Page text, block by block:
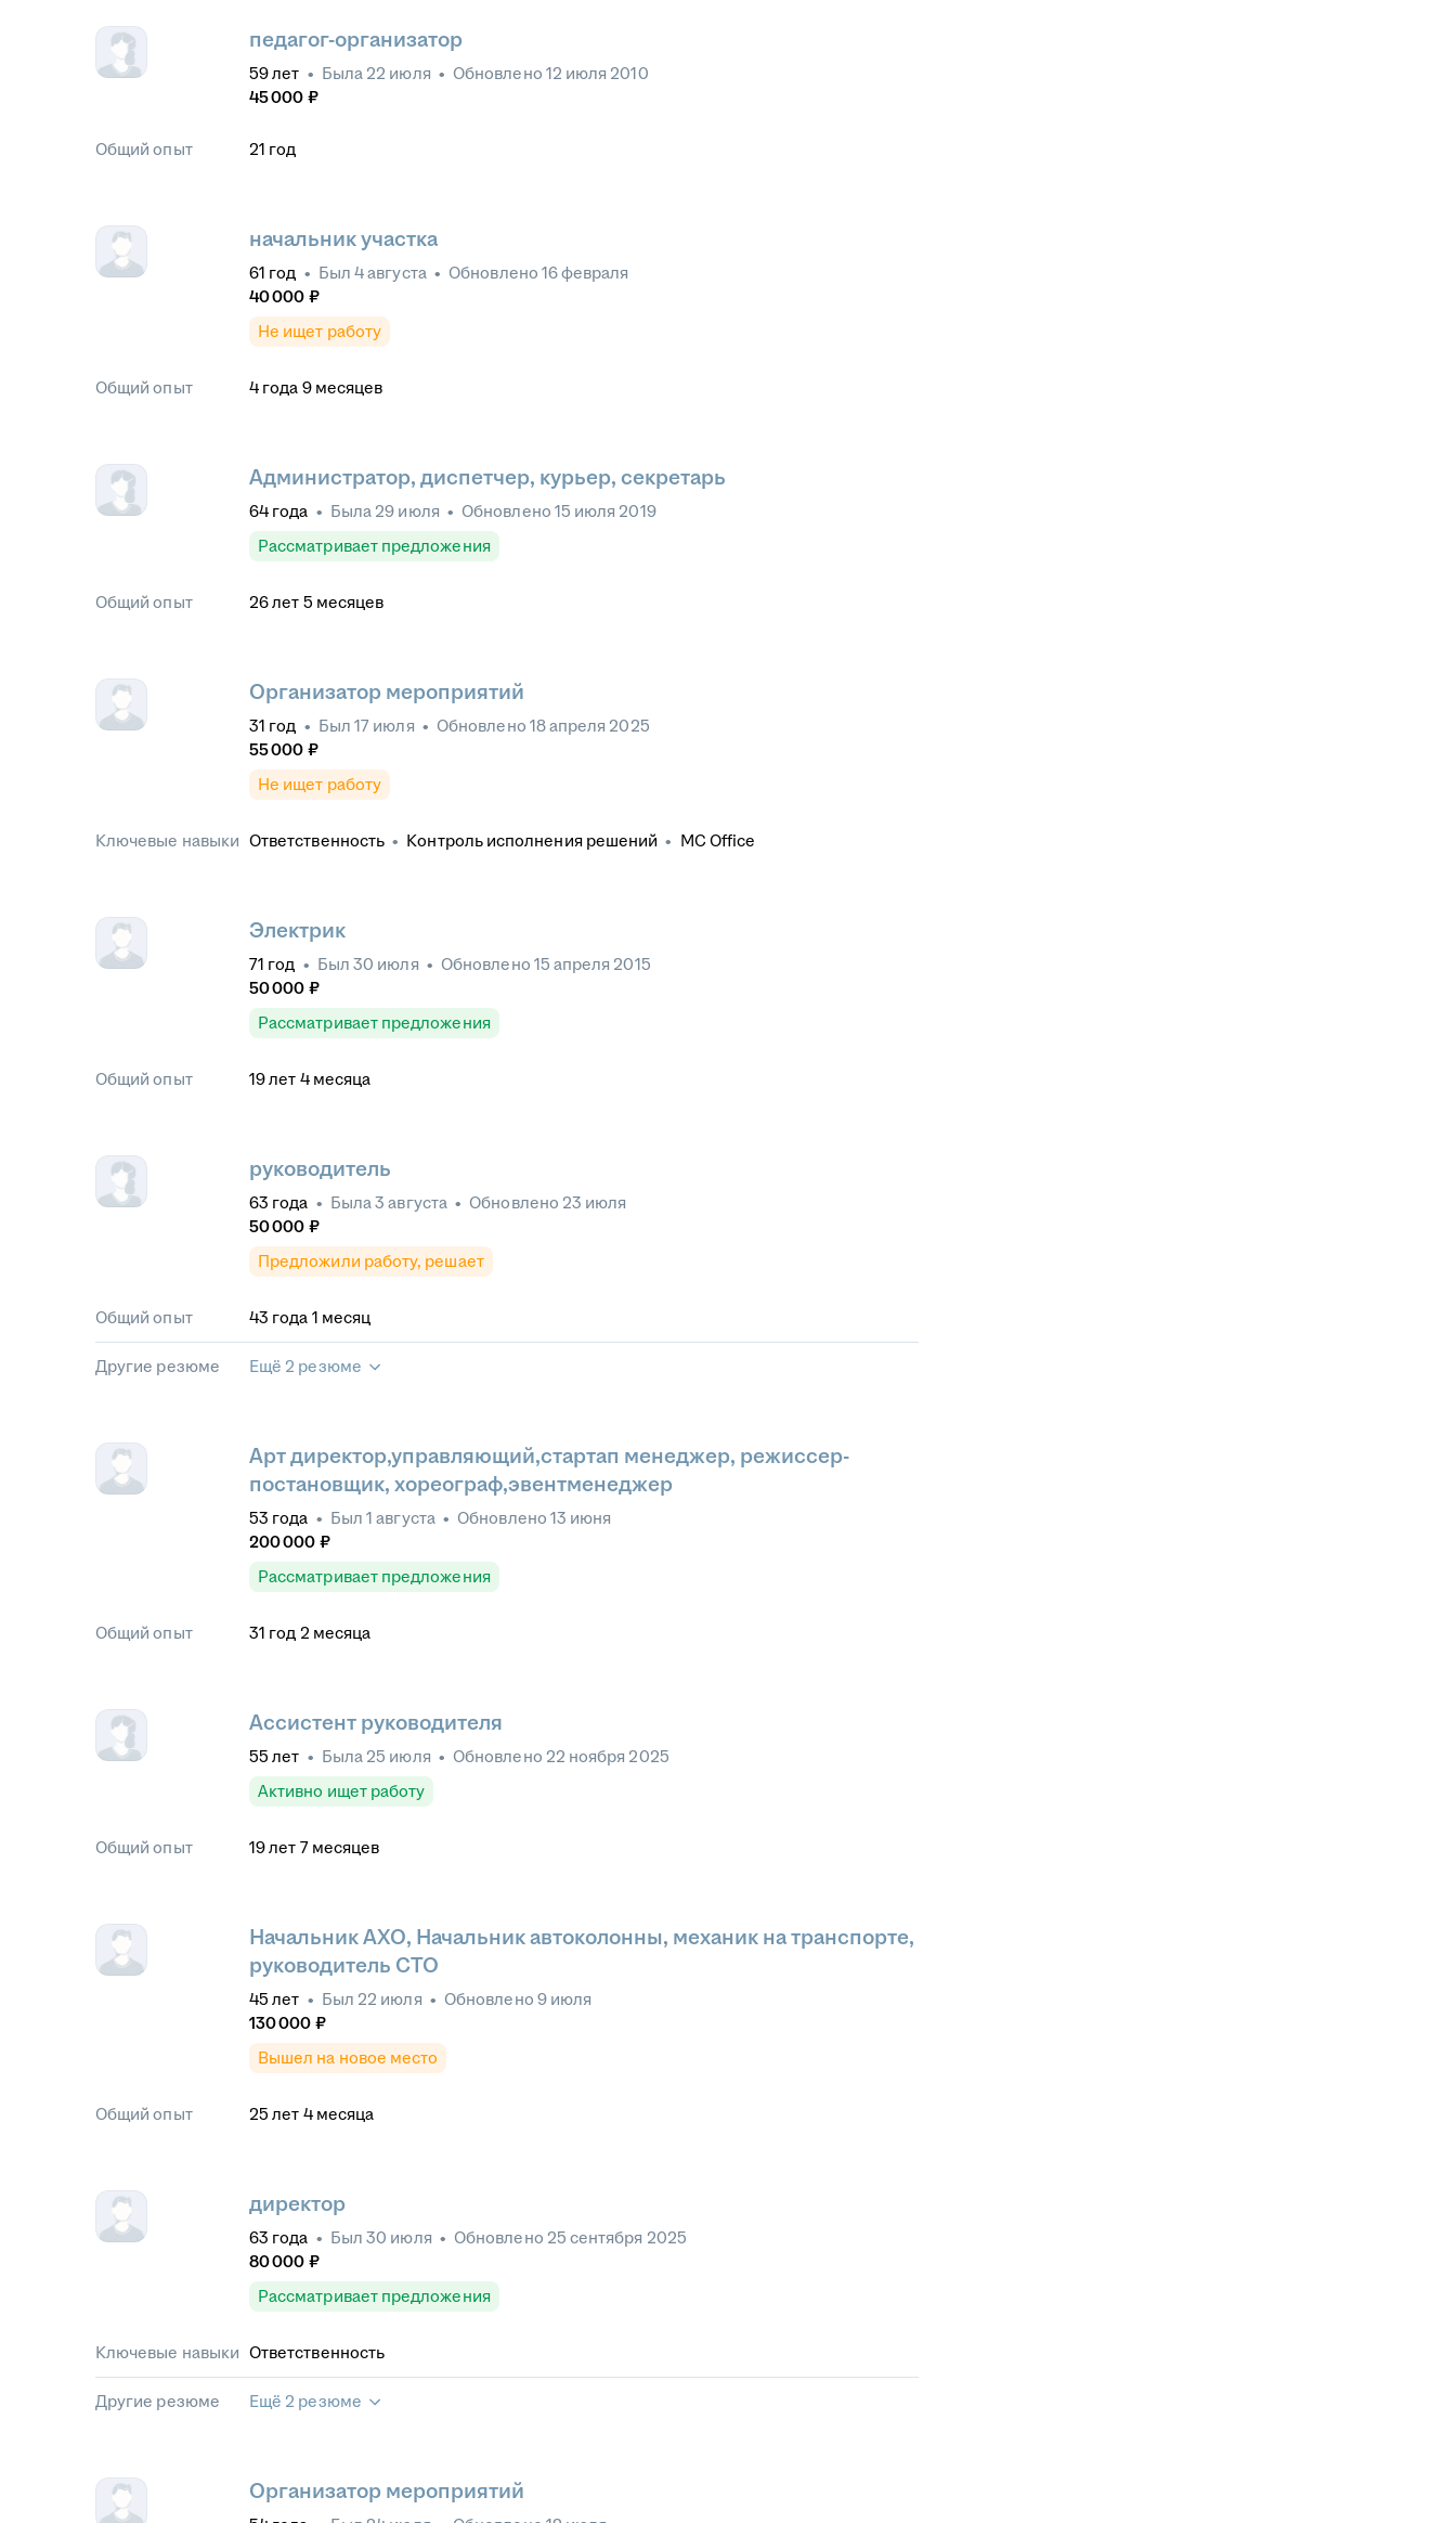
обучения • Работа с документами
педагог-организатор
59лет • Была 22 июля • Обновлено 12 июля 2010
45 000 ₽
Общий опыт 21 год
начальник участка
61 год • Был 4 августа • Обновлено 16 февраля
40 000 ₽
Не ищет работу
Общий опыт 4 года 9 месяцев
Администратор, диспетчер, курьер, секретарь
64 года • Была 29 июля • Обновлено 15 июля 2019
Рассматривает предложения
Общий опыт 26лет 5 месяцев
Организатор мероприятий
31 год • Был 17 июля • Обновлено 18 апреля 2025
55 000 ₽
Не ищет работу
Ключевые навыки Ответственность • Контроль исполнения решений • MC Office
Электрик
71 год • Был 30 июля • Обновлено 15 апреля 2015
50 000 ₽
Рассматривает предложения
Общий опыт 19лет 4 месяца
руководитель
63 года • Была3 августа • Обновлено 23 июля
50 000 ₽
Предложили работу, решает
Общий опыт 43 года 1 месяц
Другие резюме Ещё 2 резюме
Арт директор,управляющий,стартап менеджер, режиссер-
постановщик, хореограф,эвентменеджер
53 года • Был 1 августа • Обновлено 13 июня
200 000 ₽
Рассматривает предложения
Общий опыт 31 год 2 месяца
Ассистент руководителя
55 лет • Была 25 июля • Обновлено 22 ноября 2025
Активно ищет работу
Общий опыт 19лет 7 месяцев
Начальник АХО, Начальник автоколонны, механик на транспорте,
руководитель СТО
45 лет • Был 22 июля • Обновлено 9 июля
130 000 ₽
Вышел на новое место
Общий опыт 25 лет 4 месяца
директор
63 года • Был 30 июля • Обновлено 25 сентября 2025
80 000 ₽
Рассматривает предложения
Ключевые навыки Ответственность
Другие резюме Ещё 2 резюме
Организатор мероприятий